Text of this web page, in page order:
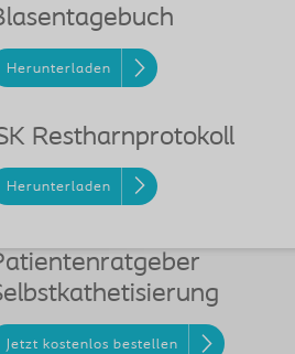
Herunterladen
Restharnprotokoll
Herunterladen
Jetzt kostenlos bestellen